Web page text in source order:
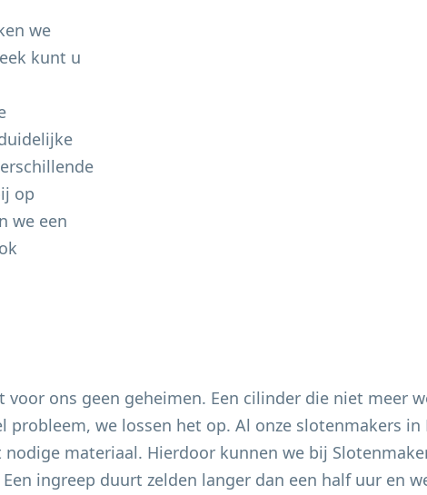
we
kunt u
op
we een
ons geen geheimen. Een cilinder die niet meer
we lossen het op. Al onze slotenmakers in
materiaal. Hierdoor kunnen we bij
ingreep duurt zelden langer dan een half uur en